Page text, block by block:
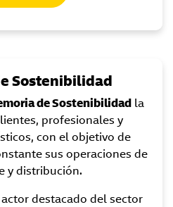
Sostenibilidad
de Sostenibilidadla
profesionales y
con el objetivo de
sus operaciones de
y distribución.
destacado del sector